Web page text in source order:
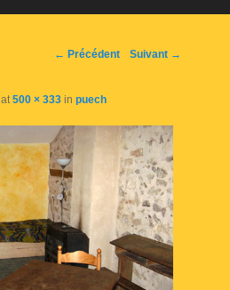
Navigation
← Précédent Suivant →
at 500 × 333 in puech